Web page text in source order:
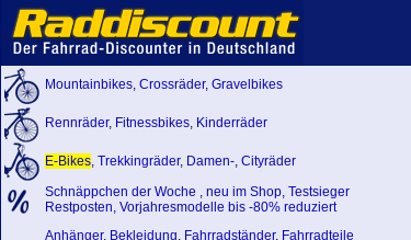
Mountainbikes, Crossräder, Gravelbikes
Rennräder, Fitnessbikes, Kinderräder
E-Bikes, Trekkingräder, Damen-, Cityräder
Schnäppchen der Woche , neu im Shop, Testsieger
Restposten, Vorjahresmodelle bis -80% reduziert
Anhänger, Bekleidung, Fahrradständer, Fahrradteile